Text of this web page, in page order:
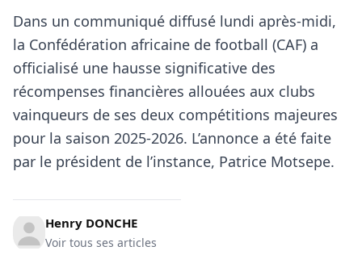
Dans un communiqué diffusé lundi après-midi,
la Confédération africaine de football (CAF) a
officialisé une hausse significative des
récompenses financières allouées aux clubs
vainqueurs de ses deux compétitions majeures
pour la saison 2025-2026. L’annonce a été faite
par le président de l’instance, Patrice Motsepe.
Henry DONCHE
Voir tous ses articles